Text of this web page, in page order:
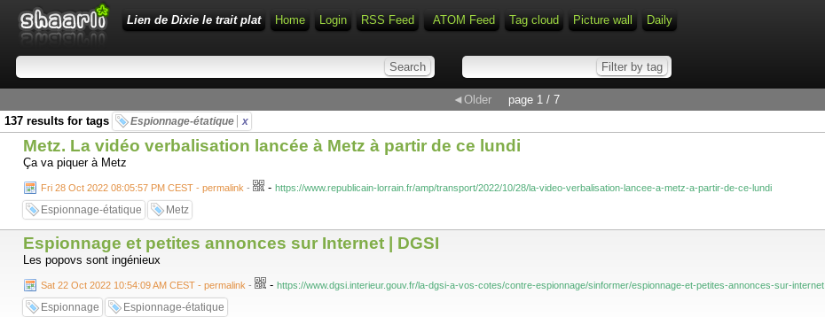
Lien de Dixie le trait plat Home Login RSS Feed ATOM Feed Tag cloud Picture wall Daily
◄Older
page 1 / 7
137 results for tags
Espionnage-étatique x
Metz. La vidéo verbalisation lancée à Metz à partir de ce lundi
Ça va piquer à Metz
Fri 28 Oct 2022 08:05:57 PM CEST - permalink - - https://www.republicain-lorrain.fr/amp/transport/2022/10/28/la-video-verbalisation-lancee-a-metz-a-partir-de-ce-lundi
Espionnage-étatique Metz
Espionnage et petites annonces sur Internet | DGSI
Les popovs sont ingénieux
Sat 22 Oct 2022 10:54:09 AM CEST - permalink - - https://www.dgsi.interieur.gouv.fr/la-dgsi-a-vos-cotes/contre-espionnage/sinformer/espionnage-et-petites-annonces-sur-internet
Espionnage Espionnage-étatique